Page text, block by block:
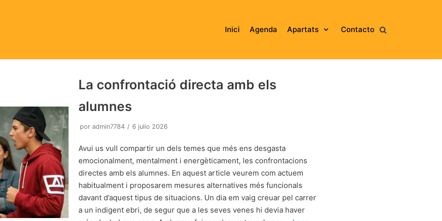
Inici Agenda Apartats Contacto
La confrontació directa amb els
alumnes
poradmin7784 6 julio 2026
Avui us vull compartir un dels temes que més ens desgasta
emocionalment, mentalment i energèticament, les confrontacions
directes amb els alumnes. En aquest article veurem com actuem
habitualment i proposarem mesures alternatives més funcionals
davant d’aquest tipus de situacions. Un dia em vaig creuar pel carrer
a un indigent ebri, de segur que a les seves venes hi devia haver